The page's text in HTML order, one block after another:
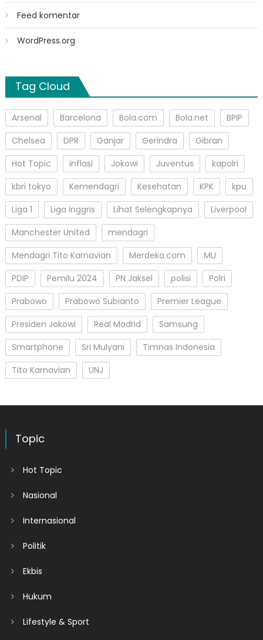
Feed komentar
WordPress.org
Tag Cloud
Arsenal Barcelona Bola.com Bola.net
BPIP
Chelsea
DPR Ganjar Gerindra
Gibran
Hot Topic
inflasi Jokowi Juventus
kapolri
kbri tokyo
Kemendagri Kesehatan KPK
kpu
Liga 1
Liga Inggris Lihat Selengkapnya
Liverpool
Manchester United
mendagri
Mendagri Tito Karnavian
Merdeka.com
MU
PDIP
Pemilu 2024 PN Jaksel polisi
Polri
Prabowo
Prabowo Subianto
Premier League
Presiden Jokowi
Real Madrid
Samsung
Smartphone
Sri Mulyani
Timnas Indonesia
Tito Karnavian
UNJ
Topic
Hot Topic
Nasional
Internasional
Politik
Ekbis
Hukum
Lifestyle & Sport